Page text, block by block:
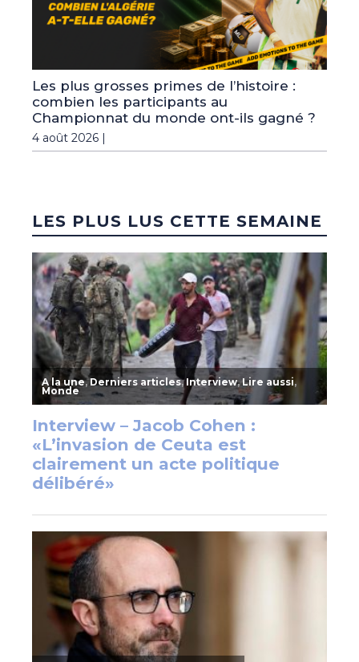
Les plus grosses primes de l’histoire :
combien les participants au
Championnat du monde ont-ils gagné ?
4 août 2026 |
LES PLUS LUS CETTE SEMAINE